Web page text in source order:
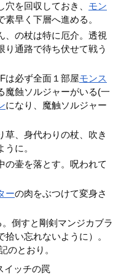
を回収しておき、 モン
早く下層へ進める。
、の杖は特に厄介。透視
り通路で待ち伏せて戦う
は必ず全面１部屋モンス
魔蝕ソルジャーがいる(一
になり、魔触ソルジャー
草、身代わりの杖、吹き
に。
の壷を落とす。呪われて
ーの肉をぶつけて変身さ
倒すと剛剣マンジカブラ
い忘れないように）。
のとおり。
イッチの罠